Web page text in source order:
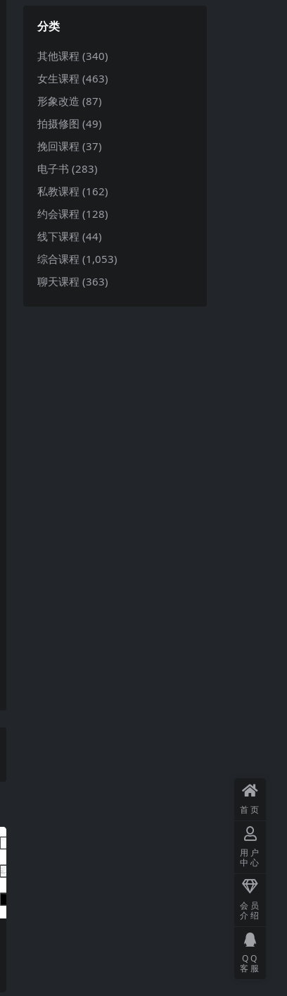
分类
其他课程 (340)
女生课程 (463)
形象改造 (87)
拍摄修图 (49)
挽回课程 (37)
电子书 (283)
私教课程 (162)
约会课程 (128)
线下课程 (44)
综合课程 (1,053)
聊天课程 (363)
首页
用户
中心
会员
介绍
QQ
客服